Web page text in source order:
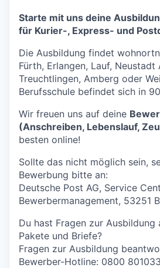
Starte mit uns deine
für Kurier-, Express- und
Die Ausbildung findet
Fürth, Erlangen, Lauf, Neustadt
Treuchtlingen, Amberg oder
Berufsschule befindet sich in
Wir freuen uns auf deine
(Anschreiben, Lebenslauf,
besten online!
Sollte das nicht möglich sein,
Bewerbung bitte an:
Deutsche Post AG, Service
Bewerbermanagement, 53251
Du hast Fragen zur
Pakete und Briefe?
Fragen zur Ausbildung
Bewerber-Hotline: 0800